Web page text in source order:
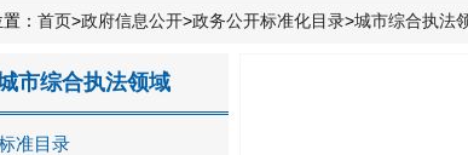
： 首页>政府信息公开>政务公开标准化目录>城市综合执法
市综合执法领域
准目录